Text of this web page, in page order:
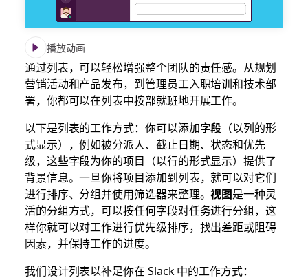
使
用
字
段
和
视
图
在
列
表
中
整
理
工
播放动画
通过列表，可以轻松增强整个团队的责任感。从规划
营销活动和产品发布，到管理员工入职培训和技术部
署，你都可以在列表中按部就班地开展工作。
以下是列表的工作方式：你可以添加字段 （以列的形
式显示），例如被分派人、截止日期、状态和优先
级，这些字段为你的项目（以行的形式显示）提供了
背景信息。一旦你将项目添加到列表，就可以对它们
进行排序、分组并使用筛选器来整理。视图是一种灵
活的分组方式，可以按任何字段对任务进行分组，这
样你就可以对工作进行优先级排序，找出差距或阻碍
因素，并保持工作的进度。
我们设计列表以补足你在 Slack 中的工作方式：